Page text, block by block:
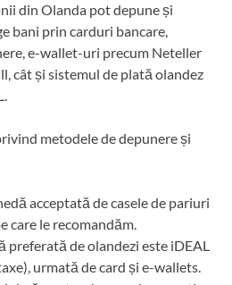
din Olanda pot depune și
bani prin carduri bancare,
e-wallet-uri precum Neteller
cât și sistemul de plată olandez
metodele de depunere și
acceptată de casele de pariuri
care le recomandăm.
preferată de olandezi este iDEAL
urmată de card și e-wallets.